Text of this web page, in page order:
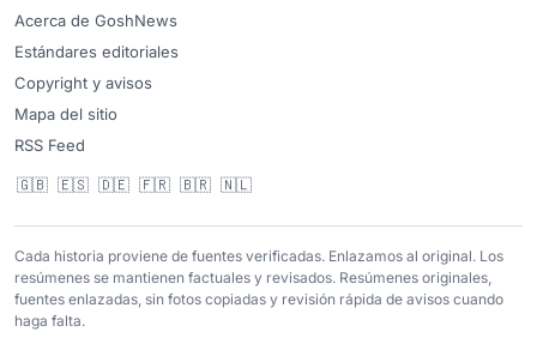
Acerca de GoshNews
Estándares editoriales
Copyright y avisos
Mapa del sitio
RSS Feed
🇬🇧 🇪🇸 🇩🇪 🇫🇷 🇧🇷 🇳🇱
Cada historia proviene de fuentes verificadas. Enlazamos al original. Los
resúmenes se mantienen factuales y revisados. Resúmenes originales,
fuentes enlazadas, sin fotos copiadas y revisión rápida de avisos cuando
haga falta.